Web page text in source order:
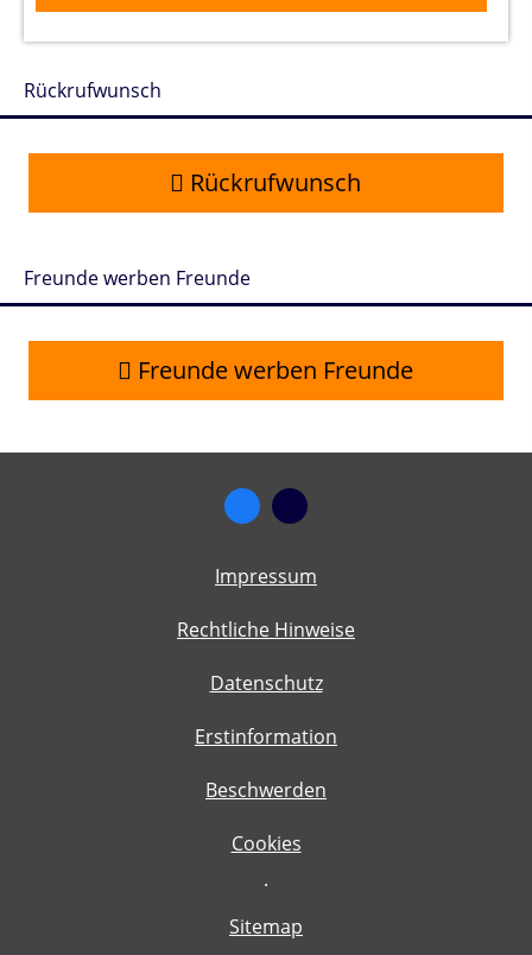
Rückrufwunsch
Rückrufwunsch
Freunde werben Freunde
Freunde werben Freunde
Impressum
Rechtliche Hinweise
Datenschutz
Erstinformation
Beschwerden
Cookies
·
Sitemap